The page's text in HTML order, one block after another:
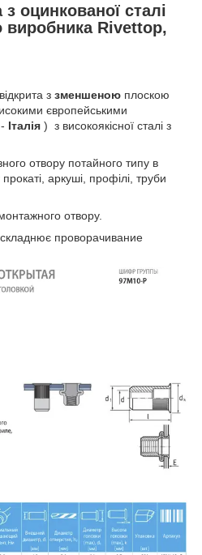
оцинкованої сталі
виробника Rivettop,
з зменшеною плоскою
європейськими
Італія ) з високоякісної сталі з
отвору потайного типу в
аркуші, профілі, труби
отвору.
проворачивание